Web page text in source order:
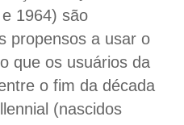
1964) são
propensos a usar o
que os usuários da
o fim da década
(nascidos